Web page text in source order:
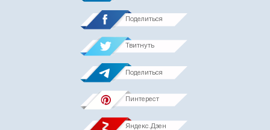
Поделиться
Твитнуть
Поделиться
Пинтерест
Яндекс.Дзен